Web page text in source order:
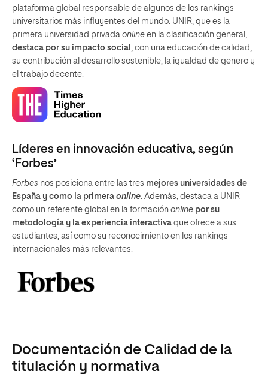
plataforma global responsable de algunos de los rankings
universitarios más influyentes del mundo. UNIR, que es la
primera universidad privada online en la clasificación general,
destaca por su impacto social
, con una educación de calidad,
su contribución al desarrollo sostenible, la igualdad de genero y
el trabajo decente.
Líderes en innovación educativa, según
‘Forbes’
Forbes nos posiciona entre las tres mejores universidades de
España y como la primera online. Además, destaca a UNIR
como un referente global en la formación online por su
metodología y la experiencia interactiva que ofrece a sus
estudiantes, así como su reconocimiento en los rankings
internacionales más relevantes.
Documentación de Calidad de la
titulación y normativa